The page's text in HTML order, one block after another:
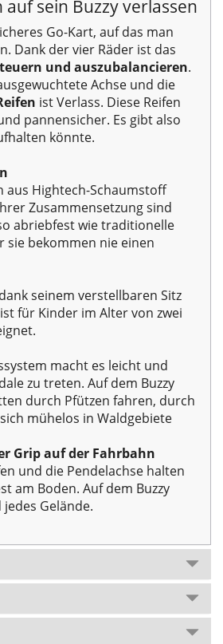
auf sein Buzzy verlassen
Go-Kart, auf das man
Dank der vier Räder ist das
und auszubalancieren.
Achse und die
ist Verlass. Diese Reifen
pannensicher. Es gibt also
könnte.
aus Hightech-Schaumstoff
Zusammensetzung sind
abriebfest wie traditionelle
sie bekommen nie einen
seinem verstellbaren Sitz
für Kinder im Alter von zwei
macht es leicht und
zu treten. Auf dem Buzzy
durch Pfützen fahren, durch
mühelos in Waldgebiete
Grip auf der Fahrbahn
und die Pendelachse halten
am Boden. Auf dem Buzzy
Gelände.